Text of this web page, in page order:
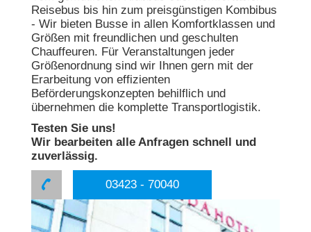
Reisebus bis hin zum preisgünstigen Kombibus
- Wir bieten Busse in allen Komfortklassen und
Größen mit freundlichen und geschulten
Chauffeuren. Für Veranstaltungen jeder
Größenordnung sind wir Ihnen gern mit der
Erarbeitung von effizienten
Beförderungskonzepten behilflich und
übernehmen die komplette Transportlogistik.
Testen Sie uns!
Wir bearbeiten alle Anfragen schnell und
zuverlässig.
03423 - 70040